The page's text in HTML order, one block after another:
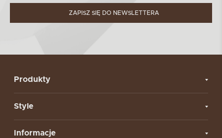
ZAPISZ SIĘ DO NEWSLETTERA
Produkty
Style
Informacje